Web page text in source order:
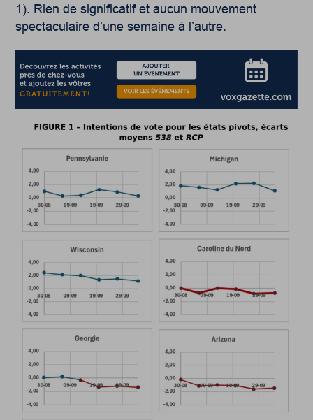
1). Rien de significatif et aucun mouvement
spectaculaire d’une semaine à l’autre.